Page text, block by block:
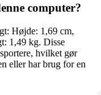
computer?
Højde: 1,69 cm,
1,49 kg. Disse
hvilket gør
eller har brug for en